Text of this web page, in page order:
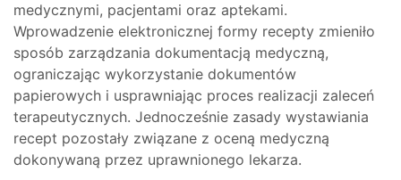
medycznymi, pacjentami oraz aptekami.
Wprowadzenie elektronicznej formy recepty zmieniło
sposób zarządzania dokumentacją medyczną,
ograniczając wykorzystanie dokumentów
papierowych i usprawniając proces realizacji zaleceń
terapeutycznych. Jednocześnie zasady wystawiania
recept pozostały związane z oceną medyczną
dokonywaną przez uprawnionego lekarza.